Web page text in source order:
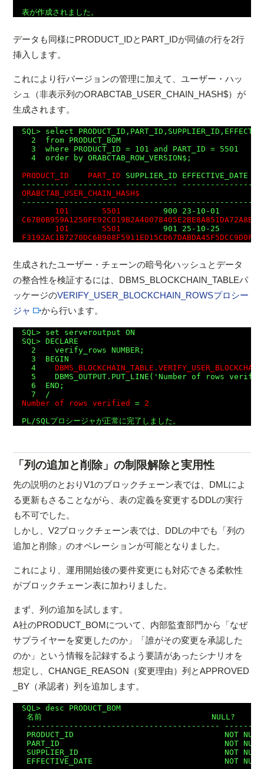
データも同様にPRODUCT_IDとPART_IDが同値の行を2行
挿入します。
これにより行バージョンの管理に加えて、ユーザー・ハッ
シュ（非表示列のORABCTAB_USER_CHAIN_HASH$）が
生成されます。
SQL> select
  2  from PRODUCT_BOM
  3  where PRODUCT_ID = 101 and PART_ID = 5501
  4  order by ORABCTAB_ROW_VERSION$;
PRODUCT_ID
PART_ID SUPPLIER_ID EFFECTIVE_DATE
ORABCTAB_USER_CHAIN_HASH$
101
5501
101
5501
生成されたユーザー・チェーンの暗号化ハッシュとデータ
の整合性を検証するには、DBMS_BLOCKCHAIN_TABLEパ
ッケージのVERIFY_USER_BLOCKCHAIN_ROWSプロシー
ジャ
から行います。
SQL> set serveroutput ON
SQL> DECLARE
  2    verify_rows NUMBER;
  3  BEGIN
  4
5    DBMS_OUTPUT.PUT_LINE('Number of rows
  6  END;
Number of rows verified
= 2
「列の追加と削除」の制限解除と実用性
先の説明のとおりV1のブロックチェーン表では、DMLによ
る更新もさることながら、表の定義を変更するDDLの実行
も不可でした。
しかし、V2ブロックチェーン表では、DDLの中でも「列の
追加と削除」のオペレーションが可能となりました。
これにより、運用開始後の要件変更にも対応できる柔軟性
がブロックチェーン表に加わりました。
まず、列の追加を試します。
A社のPRODUCT_BOMについて、内部監査部門から「なぜ
サプライヤーを変更したのか」「誰がその変更を承認した
のか」という情報を記録するよう要請があったシナリオを
想定し、CHANGE_REASON（変更理由）列とAPPROVED
_BY（承認者）列を追加します。
SQL> desc PRODUCT_BOM
名前                                    NULL?    型
-----------------------------------------
PRODUCT_ID                                NOT NULL
PART_ID                                   NOT NULL
SUPPLIER_ID                               NOT NULL
EFFECTIVE_DATE                            NOT NULL